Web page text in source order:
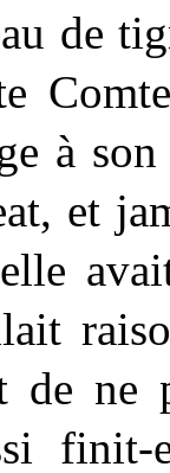
de
à
et
de ne
finit-